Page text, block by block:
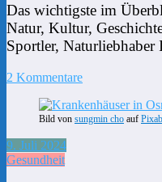
Das wichtigste im
Natur, Kultur,
Sportler,
2 Kommentare
Bild von sungmin cho auf
9. Juli 2024
Gesundheit